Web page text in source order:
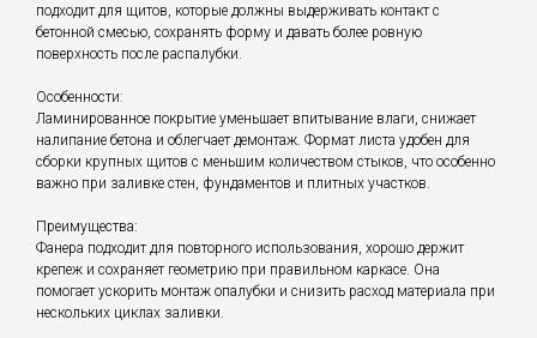
подходит для щитов, которые должны выдерживать контакт с
бетонной смесью, сохранять форму и давать более ровную
поверхность после распалубки.
Особенности:
Ламинированное покрытие уменьшает впитывание влаги, снижает
налипание бетона и облегчает демонтаж. Формат листа удобен для
сборки крупных щитов с меньшим количеством стыков, что особенно
важно при заливке стен, фундаментов и плитных участков.
Преимущества:
Фанера подходит для повторного использования, хорошо держит
крепеж и сохраняет геометрию при правильном каркасе. Она
помогает ускорить монтаж опалубки и снизить расход материала при
нескольких циклах заливки.